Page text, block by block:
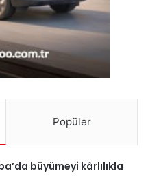
Popüler
büyümeyi kârlılıkla